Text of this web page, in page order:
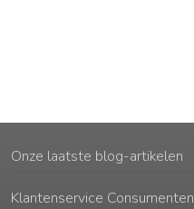
Onze laatste blog-artikelen
Klantenservice Consumenten